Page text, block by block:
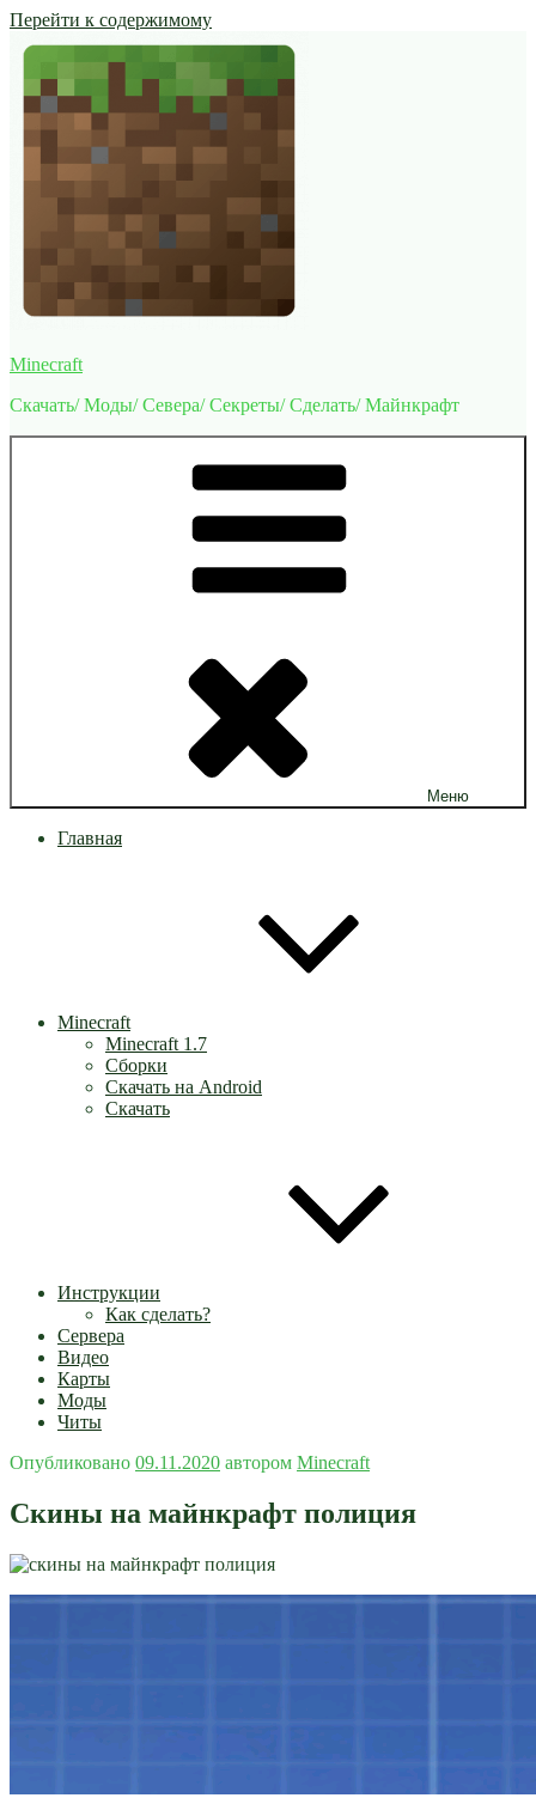
Перейти к содержимому
Minecraft
Скачать/ Моды/ Севера/ Секреты/ Сделать/ Майнкрафт
Меню
Главная
Minecraft
Minecraft 1.7
Сборки
Скачать на Android
Скачать
Инструкции
Как сделать?
Сервера
Видео
Карты
Моды
Читы
Опубликовано 09.11.2020 автором Minecraft
Скины на майнкрафт полиция